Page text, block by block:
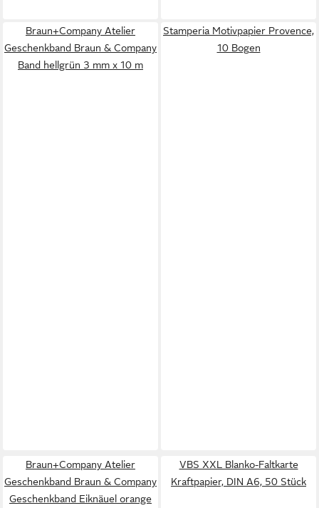
Braun+Company Atelier
Geschenkband Braun & Company
Band hellgrün 3 mm x 10 m
Stamperia Motivpapier Provence,
10 Bogen
Braun+Company Atelier
Geschenkband Braun & Company
Geschenkband Eiknäuel orange
VBS XXL Blanko-Faltkarte
Kraftpapier, DIN A6, 50 Stück